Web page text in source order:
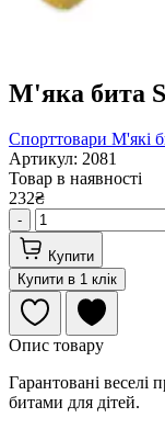
М'яка бита
Спорттовари М'які
Артикул: 2081
Товар в наявності
232₴
-
Купити
Купити в 1 клік
Опис товару
Гарантовані веселі
битами для дітей.